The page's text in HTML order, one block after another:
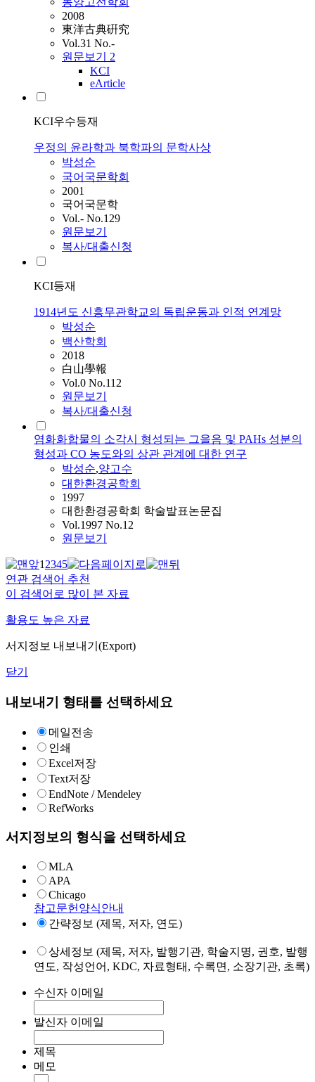
2008
東洋古典硏究
Vol.31 No.-
원문보기 2
KCI
eArticle
KCI우수등재
우정의 윤라학과 북학파의 문학사상
박성순
국어국문학회
2001
국어국문학
Vol.- No.129
원문보기
복사/대출신청
KCI등재
1914년도 신흥무관학교의 독립운동과 인적 연계망
박성순
백산학회
2018
白山學報
Vol.0 No.112
원문보기
복사/대출신청
염화화합물의 소각시 형성되는 그을음 및 PAHs 성분의
형성과 CO 농도와의 상관 관계에 대한 연구
박성순,양고수
대한환경공학회
1997
대한환경공학회 학술발표논문집
Vol.1997 No.12
원문보기
12345
연관 검색어 추천
이 검색어로 많이 본 자료
활용도 높은 자료
서지정보 내보내기(Export)
닫기
내보내기 형태를 선택하세요
메일전송
인쇄
Excel저장
Text저장
EndNote / Mendeley
RefWorks
서지정보의 형식을 선택하세요
MLA
APA
Chicago
참고문헌양식안내
간략정보 (제목, 저자, 연도)
상세정보 (제목, 저자, 발행기관, 학술지명, 권호, 발행
연도, 작성언어, KDC, 자료형태, 수록면, 소장기관, 초록)
수신자 이메일
발신자 이메일
제목
메모